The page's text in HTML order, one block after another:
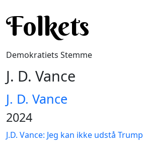
Folkets
Demokratiets Stemme
J. D. Vance
J. D. Vance
2024
J.D. Vance: Jeg kan ikke udstå Trump